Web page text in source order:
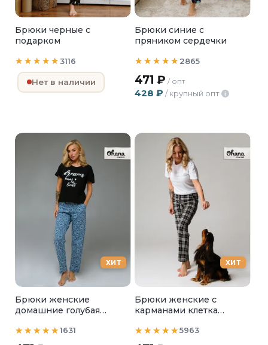
Брюки черные с
подарком
3116
Нет в наличии
Брюки синие с
пряником сердечки
2865
471 ₽ / опт
428 ₽ / крупный опт i
ХИТ
Брюки женские
домашние голубая
1631
ХИТ
Брюки женские с
карманами клетка
5963